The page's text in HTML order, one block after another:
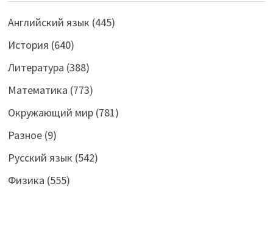
Английский язык (445)
История (640)
Литература (388)
Математика (773)
Окружающий мир(781)
Разное(9)
Русский язык (542)
Физика (555)